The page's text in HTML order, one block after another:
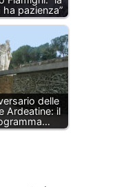
ha pazienza”
delle
Ardeatine: il